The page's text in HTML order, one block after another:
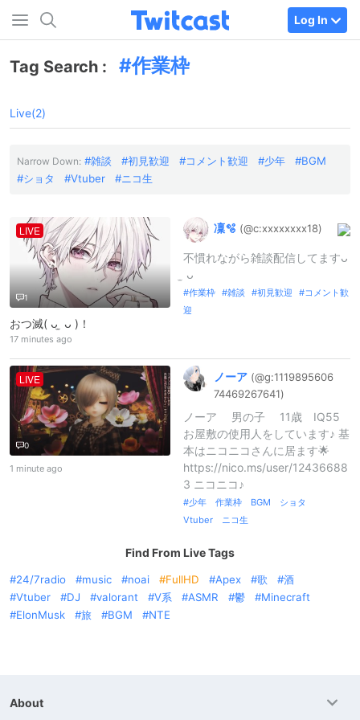
Log In
Tag Search : 作業枠
Live(2)
Narrow Down: 雑談 初見歓迎 コメント歓迎 少年
BGM
ショタ
Vtuber ニコ生
LIVE
1
おつ滅( ᴗ ̫ ᴗ )！
17 minutes ago
凜🫧 (@c:xxxxxxxx18)
不慣れながら雑談配信してますᴗ
̫ ᴗ
作業枠 雑談 初見歓迎
コメント歓
迎
LIVE
0
1 minute ago
ノーア (@g:1119895606
74469267641)
ノーア 男の子 11歳 IQ55
お屋敷の使用人をしています♪ 基
本はニコニコさんに居ます🌟
https://nico.ms/user/12436688
3 ニコニコ♪
少年 作業枠 BGM ショタ
Vtuber ニコ生
Find From Live Tags
24/7radio music noai FullHD Apex 歌
酒
Vtuber
DJ valorant V系 ASMR 鬱
Minecraft
ElonMusk
旅 BGM NTE
About